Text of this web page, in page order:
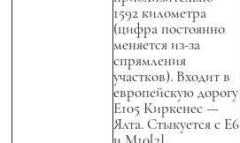
1592 километра
(цифра постоянно
меняется из-за
спрямления
участков). Входит в
европейскую дорогу
E105 Киркенес —
Ялта. Стыкуется с E6